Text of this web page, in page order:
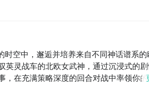
时空中，邂逅并培养来自不同神话谱系的
灵战车的北欧女武神，通过沉浸式的
，在充满策略深度的回合对战中率领你